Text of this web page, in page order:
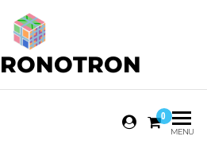
0
MENU